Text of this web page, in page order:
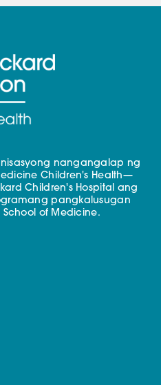
nangangalap ng
Children's Health—
Children's Hospital ang
pangkalusugan
of Medicine.